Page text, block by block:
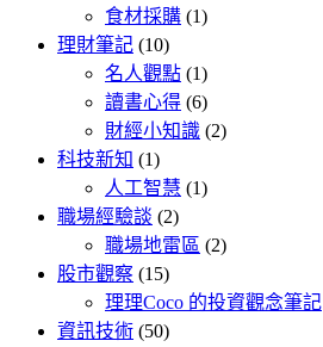
食材採購 (1)
理財筆記 (10)
名人觀點 (1)
讀書心得 (6)
財經小知識 (2)
科技新知 (1)
人工智慧 (1)
職場經驗談 (2)
職場地雷區 (2)
股市觀察 (15)
理理Coco 的投資觀念筆記
資訊技術 (50)